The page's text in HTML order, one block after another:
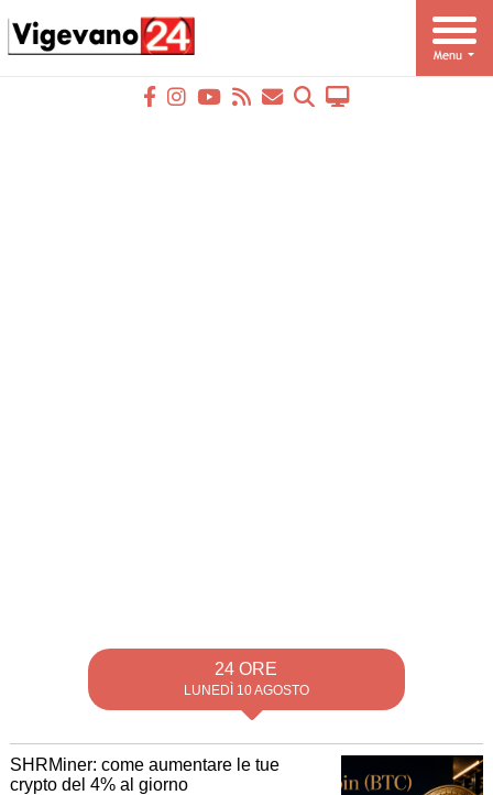
24 ORE
LUNEDÌ 10 AGOSTO
SHRMiner: come aumentare le tue
crypto del 4% al giorno